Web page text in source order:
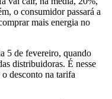
o consumidor passará a
mais energia no
5 de fevereiro, quando
distribuidoras. É nesse
desconto na tarifa